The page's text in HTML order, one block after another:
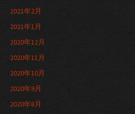
2021年2月
2021年1月
2020年12月
2020年11月
2020年10月
2020年9月
2020年8月